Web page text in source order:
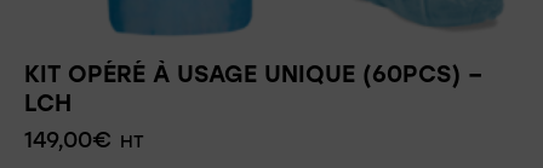
KIT OPÉRÉ À USAGE UNIQUE (60PCS) –
LCH
149,00€ HT